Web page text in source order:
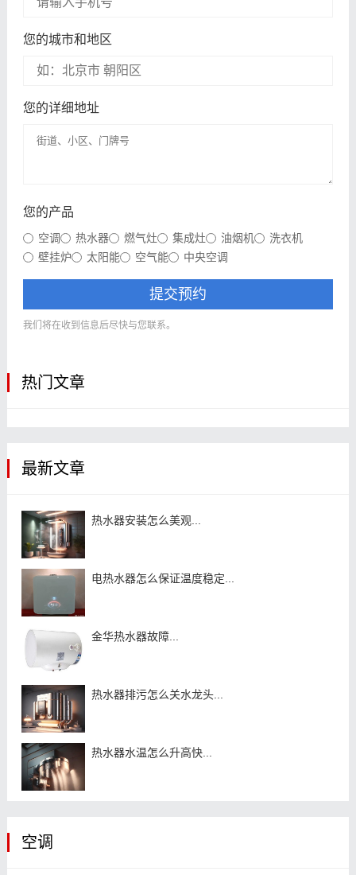
您的城市和地区
您的详细地址
您的产品
空调 热水器 燃气灶 集成灶 油烟机
洗衣机
壁挂炉
太阳能 空气能 中央空调
提交预约
我们将在收到信息后尽快与您联系。
热门文章
最新文章
热水器安装怎么美观...
电热水器怎么保证温度稳定...
金华热水器故障...
热水器排污怎么关水龙头...
热水器水温怎么升高快...
空调